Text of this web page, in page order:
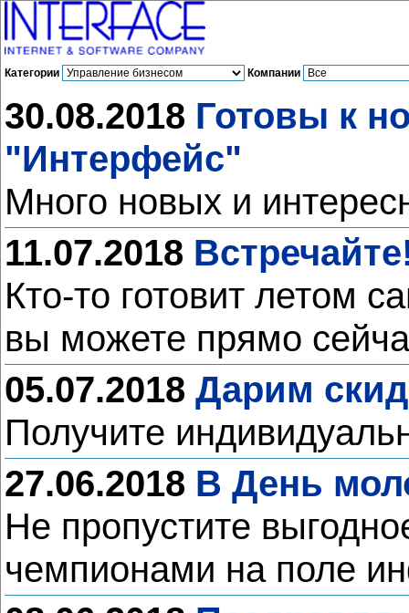
Категории Компании
30.08.2018 Готовы к
"Интерфейс"
Много новых и
11.07.2018
Кто-то готовит летом
вы можете прямо
05.07.2018 Дарим
Получите
27.06.2018 В День
Не пропустите
чемпионами на поле